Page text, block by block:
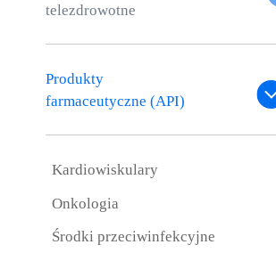
telezdrowotne
Produkty
farmaceutyczne (API)
Kardiowiskulary
Onkologia
Środki przeciwinfekcyjne